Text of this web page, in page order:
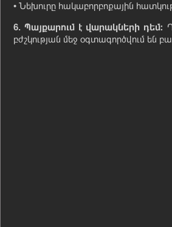
• Նեխուրը հակաբորբոքային
6. Պայքարում է վարակների դեմ։
բժշկության մեջ օգտագործվում են